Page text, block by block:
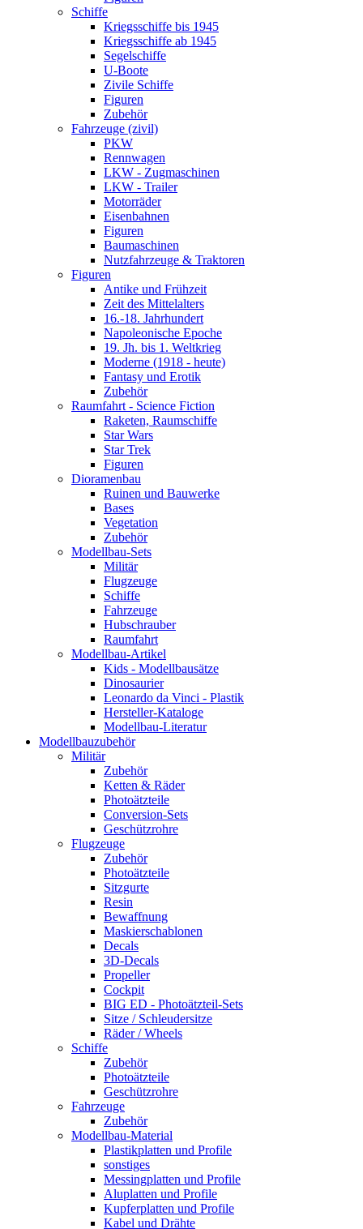
Schiffe
Kriegsschiffe bis 1945
Kriegsschiffe ab 1945
Segelschiffe
U-Boote
Zivile Schiffe
Figuren
Zubehör
Fahrzeuge (zivil)
PKW
Rennwagen
LKW - Zugmaschinen
LKW - Trailer
Motorräder
Eisenbahnen
Figuren
Baumaschinen
Nutzfahrzeuge & Traktoren
Figuren
Antike und Frühzeit
Zeit des Mittelalters
16.-18. Jahrhundert
Napoleonische Epoche
19. Jh. bis 1. Weltkrieg
Moderne (1918 - heute)
Fantasy und Erotik
Zubehör
Raumfahrt - Science Fiction
Raketen, Raumschiffe
Star Wars
Star Trek
Figuren
Dioramenbau
Ruinen und Bauwerke
Bases
Vegetation
Zubehör
Modellbau-Sets
Militär
Flugzeuge
Schiffe
Fahrzeuge
Hubschrauber
Raumfahrt
Modellbau-Artikel
Kids - Modellbausätze
Dinosaurier
Leonardo da Vinci - Plastik
Hersteller-Kataloge
Modellbau-Literatur
Modellbauzubehör
Militär
Zubehör
Ketten & Räder
Photoätzteile
Conversion-Sets
Geschützrohre
Flugzeuge
Zubehör
Photoätzteile
Sitzgurte
Resin
Bewaffnung
Maskierschablonen
Decals
3D-Decals
Propeller
Cockpit
BIG ED - Photoätzteil-Sets
Sitze / Schleudersitze
Räder / Wheels
Schiffe
Zubehör
Photoätzteile
Geschützrohre
Fahrzeuge
Zubehör
Modellbau-Material
Plastikplatten und Profile
sonstiges
Messingplatten und Profile
Aluplatten und Profile
Kupferplatten und Profile
Kabel und Drähte